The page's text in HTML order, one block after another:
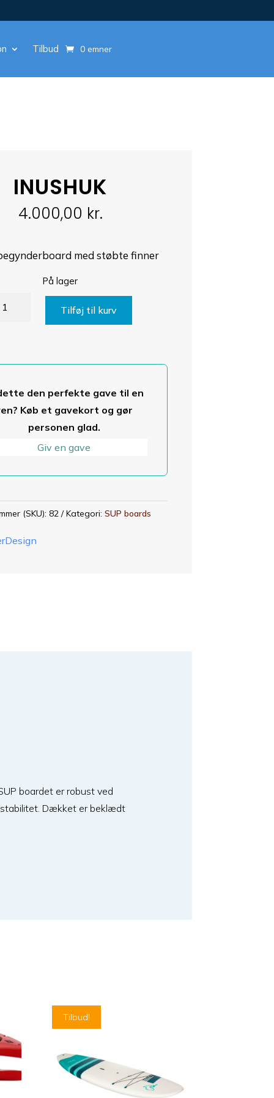
Tilbud 0 emner
INUSHUK
4.000,00 kr.
med støbte finner
På lager
Tilføj til kurv
den perfekte gave til en
Køb et gavekort og gør
personen glad.
Giv en gave
(SKU): 82 Kategori: SUP boards
boardet er robust ved
stabilitet. Dækket er beklædt
Tilbud!